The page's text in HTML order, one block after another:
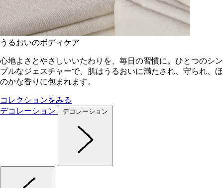
うるおいのボディケア
心地よさとやさしいいたわりを、毎日の習慣に。ひとつのシン
プルなジェスチャーで、肌はうるおいに満たされ、守られ、ほ
のかな香りに包まれます。
コレクションをみる
デコレーション
デコレーション